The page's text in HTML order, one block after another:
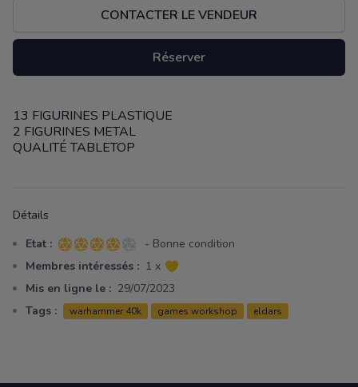
CONTACTER LE VENDEUR
Réserver
Description
13 FIGURINES PLASTIQUE
2 FIGURINES METAL
QUALITÉ TABLETOP
Détails
Etat : 4 sur 5 étoiles
- Bonne condition
Membres intéressés : 1 x
Mis en ligne le : 29/07/2023
Tags :
warhammer 40k games workshop eldars